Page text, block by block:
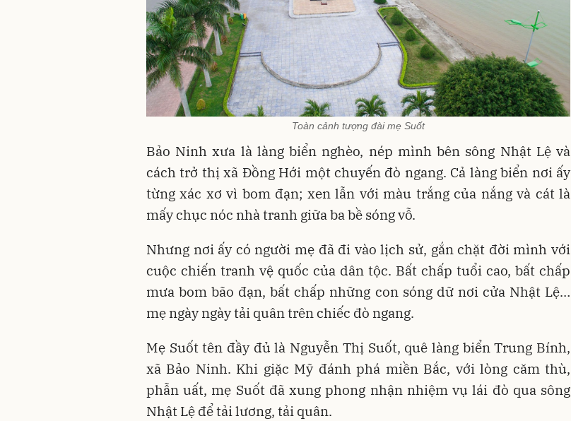
Toàn cảnh tượng đài mẹ Suốt
Bảo Ninh xưa là làng biển nghèo, nép mình bên sông Nhật Lệ và
cách trở thị xã Đồng Hới một chuyến đò ngang. Cả làng biển nơi ấy
từng xác xơ vì bom đạn; xen lẫn với màu trắng của nắng và cát là
mấy chục nóc nhà tranh giữa ba bề sóng vỗ.
Nhưng nơi ấy có người mẹ đã đi vào lịch sử, gắn chặt đời mình với
cuộc chiến tranh vệ quốc của dân tộc. Bất chấp tuổi cao, bất chấp
mưa bom bão đạn, bất chấp những con sóng dữ nơi cửa Nhật Lệ…
mẹ ngày ngày tải quân trên chiếc đò ngang.
Mẹ Suốt tên đầy đủ là Nguyễn Thị Suốt, quê làng biển Trung Bính,
xã Bảo Ninh. Khi giặc Mỹ đánh phá miền Bắc, với lòng căm thù,
phẫn uất, mẹ Suốt đã xung phong nhận nhiệm vụ lái đò qua sông
Nhật Lệ để tải lương, tải quân.